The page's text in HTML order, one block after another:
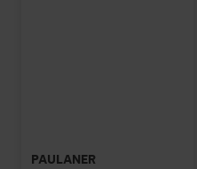
PAULANER